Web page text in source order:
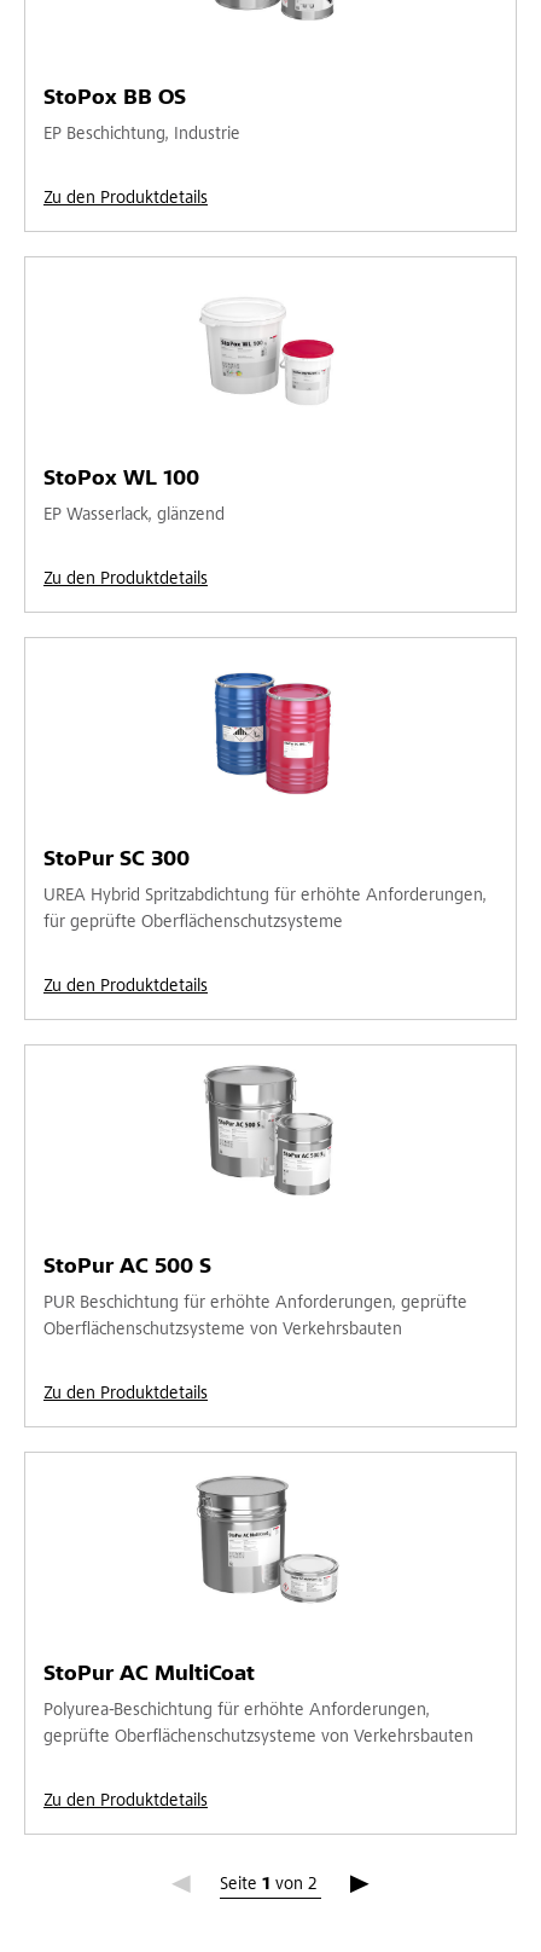
StoPox BB OS
EP Beschichtung, Industrie
Zu den Produktdetails
StoPox WL 100
EP Wasserlack, glänzend
Zu den Produktdetails
StoPur SC 300
UREA Hybrid Spritzabdichtung für erhöhte Anforderungen,
für geprüfte Oberflächenschutzsysteme
Zu den Produktdetails
StoPur AC 500 S
PUR Beschichtung für erhöhte Anforderungen, geprüfte
Oberflächenschutzsysteme von Verkehrsbauten
Zu den Produktdetails
StoPur AC MultiCoat
Polyurea-Beschichtung für erhöhte Anforderungen,
geprüfte Oberflächenschutzsysteme von Verkehrsbauten
Zu den Produktdetails
Seite 1 von 2
Seite 1